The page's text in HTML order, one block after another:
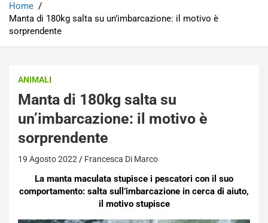
Home
Manta di 180kg salta su un’imbarcazione: il motivo è
sorprendente
ANIMALI
Manta di 180kg salta su
un’imbarcazione: il motivo è
sorprendente
19 Agosto 2022 Francesca Di Marco
La manta maculata stupisce i pescatori con il suo
comportamento: salta sull’imbarcazione in cerca di aiuto,
il motivo stupisce